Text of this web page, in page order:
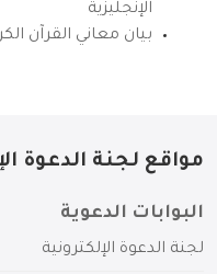
الإنجليزية
بيان معاني القرآن
مواقع لجنة الدعوة
البوابات الدعوية
لجنة الدعوة الإلكترونية